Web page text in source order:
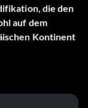
die den
auf dem
Kontinent